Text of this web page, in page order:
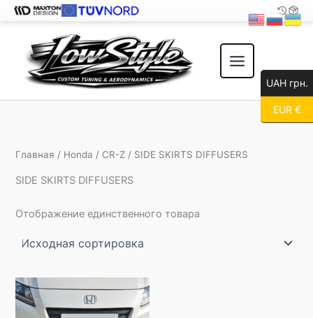
содержимому
Главная / Honda / CR-Z / SIDE SKIRTS DIFFUSERS
SIDE SKIRTS DIFFUSERS
Отображение единственного товара
UAH грн.
EUR €